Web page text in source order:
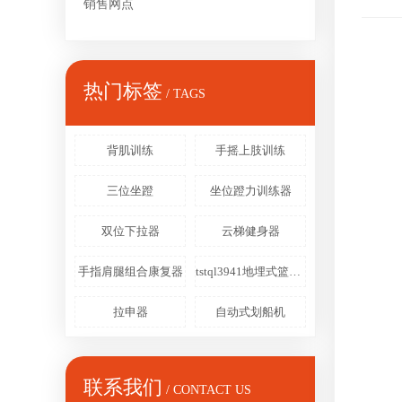
销售网点
热门标签 / TAGS
背肌训练 手摇上肢训练
三位坐蹬 坐位蹬力训练器
双位下拉器 云梯健身器
手指肩腿组合康复器 tstql3941地埋式篮球架
拉申器 自动式划船机
联系我们 / CONTACT US